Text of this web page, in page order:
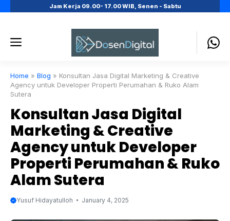
Jam Kerja 09.00- 17.00 WIB, Senen - Sabtu
Menu
Home » Blog » Konsultan Jasa Digital Marketing & Creative
Agency untuk Developer Properti Perumahan & Ruko Alam
Sutera
Konsultan Jasa Digital
Marketing & Creative
Agency untuk Developer
Properti Perumahan & Ruko
Alam Sutera
Yusuf Hidayatulloh January 4, 2025